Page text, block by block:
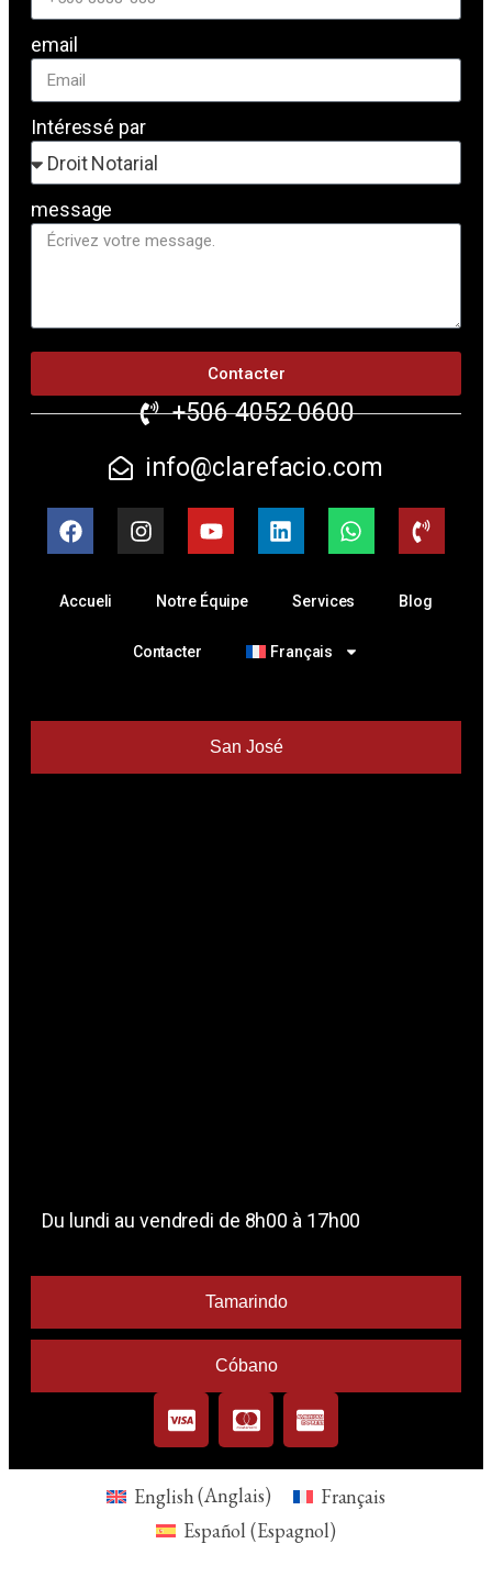
email
Intéressé par
message
Contacter
+506 4052 0600
info@clarefacio.com
Accueli Notre Équipe Services Blog
Contacter Français
San José
Tamarindo
Cóbano
Du lundi au vendredi de 8h00 à 17h00
English(Anglais)
Français
Español (Espagnol)